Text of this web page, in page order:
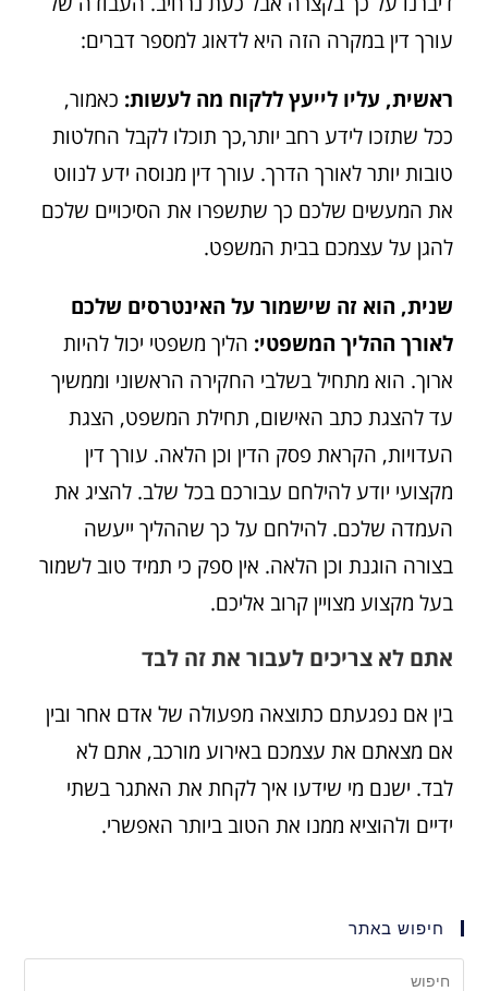
עורך דין במקרה הזה היא לדאוג למספר דברים:
ראשית, עליו לייעץ ללקוח מה לעשות: כאמור,
ככל שתזכו לידע רחב יותר,כך תוכלו לקבל החלטות
טובות יותר לאורך הדרך. עורך דין מנוסה ידע לנווט
את המעשים שלכם כך שתשפרו את הסיכויים שלכם
להגן על עצמכם בבית המשפט.
שנית, הוא זה שישמור על האינטרסים שלכם
לאורך ההליך המשפטי: הליך משפטי יכול להיות
ארוך. הוא מתחיל בשלבי החקירה הראשוני וממשיך
עד להצגת כתב האישום, תחילת המשפט, הצגת
העדויות, הקראת פסק הדין וכן הלאה. עורך דין
מקצועי יודע להילחם עבורכם בכל שלב. להציג את
העמדה שלכם. להילחם על כך שההליך ייעשה
בצורה הוגנת וכן הלאה. אין ספק כי תמיד טוב לשמור
בעל מקצוע מצויין קרוב אליכם.
אתם לא צריכים לעבור את זה לבד
בין אם נפגעתם כתוצאה מפעולה של אדם אחר ובין
אם מצאתם את עצמכם באירוע מורכב, אתם לא
לבד. ישנם מי שידעו איך לקחת את האתגר בשתי
ידיים ולהוציא ממנו את הטוב ביותר האפשרי.
חיפוש באתר